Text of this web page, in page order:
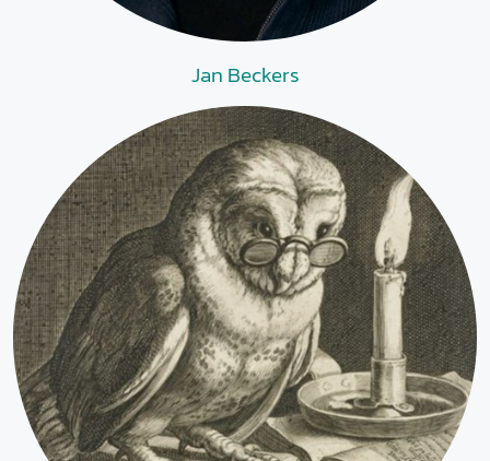
Jan Beckers